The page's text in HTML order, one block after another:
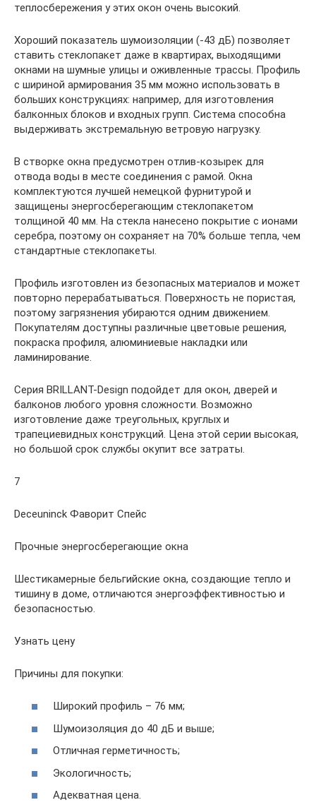
теплосбережения у этих окон очень высокий.
Хороший показатель шумоизоляции (-43 дБ) позволяет
ставить стеклопакет даже в квартирах, выходящими
окнами на шумные улицы и оживленные трассы. Профиль
с шириной армирования 35 мм можно использовать в
больших конструкциях: например, для изготовления
балконных блоков и входных групп. Система способна
выдерживать экстремальную ветровую нагрузку.
В створке окна предусмотрен отлив-козырек для
отвода воды в месте соединения с рамой. Окна
комплектуются лучшей немецкой фурнитурой и
защищены энергосберегающим стеклопакетом
толщиной 40 мм. На стекла нанесено покрытие с ионами
серебра, поэтому он сохраняет на 70% больше тепла, чем
стандартные стеклопакеты.
Профиль изготовлен из безопасных материалов и может
повторно перерабатываться. Поверхность не пористая,
поэтому загрязнения убираются одним движением.
Покупателям доступны различные цветовые решения,
покраска профиля, алюминиевые накладки или
ламинирование.
Серия BRILLANT-Design подойдет для окон, дверей и
балконов любого уровня сложности. Возможно
изготовление даже треугольных, круглых и
трапециевидных конструкций. Цена этой серии высокая,
но большой срок службы окупит все затраты.
7
Deceuninck Фаворит Спейс
Прочные энергосберегающие окна
Шестикамерные бельгийские окна, создающие тепло и
тишину в доме, отличаются энергоэффективностью и
безопасностью.
Узнать цену
Причины для покупки:
Широкий профиль – 76 мм;
Шумоизоляция до 40 дБ и выше;
Отличная герметичность;
Экологичность;
Адекватная цена.